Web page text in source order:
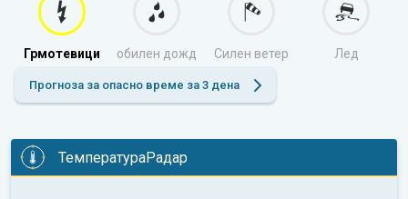
Грмотевици обилен дожд Силен ветер Лед
Прогноза за опасно време за 3 дена
ТемператураРадар